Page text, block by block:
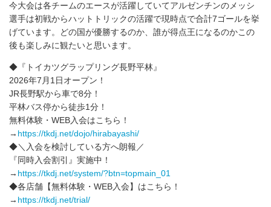
今大会は各チームのエースが活躍していてアルゼンチンのメッシ
選手は初戦からハットトリックの活躍で現時点で合計7ゴールを挙
げています。どの国が優勝するのか、誰が得点王になるのかこの
後も楽しみに観たいと思います。
◆『トイカツグラップリング長野平林』
2026年7月1日オープン！
JR長野駅から車で8分！
平林バス停から徒歩1分！
無料体験・WEB入会はこちら！
→ https://tkdj.net/dojo/hirabayashi/
◆＼入会を検討している方へ朗報／
『同時入会割引』実施中！
→ https://tkdj.net/system/?btn=topmain_01
◆各店舗【無料体験・WEB入会】はこちら！
→ https://tkdj.net/trial/